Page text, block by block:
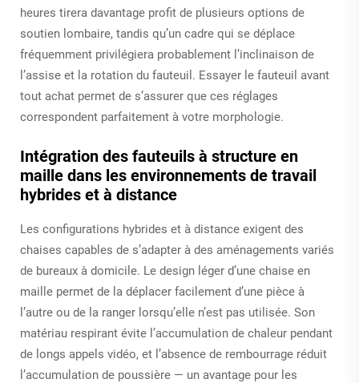
heures tirera davantage profit de plusieurs options de
soutien lombaire, tandis qu’un cadre qui se déplace
fréquemment privilégiera probablement l’inclinaison de
l’assise et la rotation du fauteuil. Essayer le fauteuil avant
tout achat permet de s’assurer que ces réglages
correspondent parfaitement à votre morphologie.
Intégration des fauteuils à structure en
maille dans les environnements de travail
hybrides et à distance
Les configurations hybrides et à distance exigent des
chaises capables de s’adapter à des aménagements variés
de bureaux à domicile. Le design léger d’une chaise en
maille permet de la déplacer facilement d’une pièce à
l’autre ou de la ranger lorsqu’elle n’est pas utilisée. Son
matériau respirant évite l’accumulation de chaleur pendant
de longs appels vidéo, et l’absence de rembourrage réduit
l’accumulation de poussière — un avantage pour les